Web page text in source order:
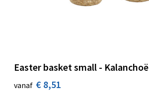
Easter basket small - Kalanchoë
vanaf € 8,51